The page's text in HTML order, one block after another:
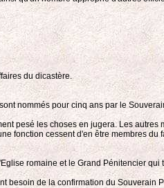
du dicastère.
nommés pour cinq ans par le
pesé les choses en jugera. Les
fonction cessent d'en être membres du
romaine et le Grand Pénitencier
de la confirmation du Souverain